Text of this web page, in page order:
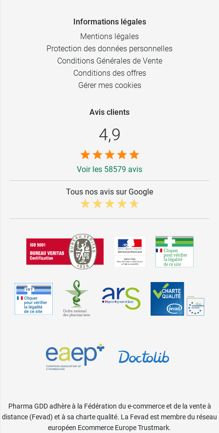
Informations légales
Mentions légales
Protection des données personnelles
Conditions Générales de Vente
Conditions des offres
Gérer mes cookies
Avis clients
4,9
Voir les 58579 avis
Tous nos avis sur Google
Pharma GDD adhère à la Fédération du e-commerce et de la vente à
distance (Fevad) et à sa charte qualité. La Fevad est membre du réseau
européen Ecommerce Europe Trustmark.